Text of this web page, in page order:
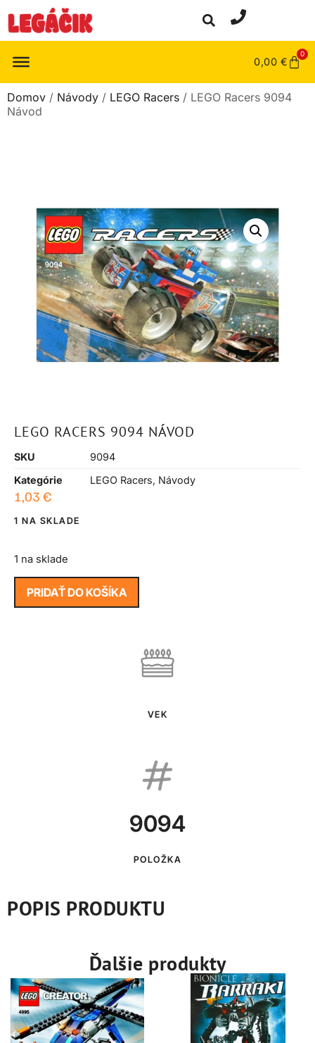
0,00 €
0
Domov / Návody / LEGO Racers / LEGO Racers 9094
Návod
LEGO RACERS 9094 NÁVOD
SKU
9094
Kategórie
LEGO Racers, Návody
1,03 €
1 NA SKLADE
1 na sklade
PRIDAŤ DO KOŠÍKA
VEK
9094
POLOŽKA
POPIS PRODUKTU
Ďalšie produkty